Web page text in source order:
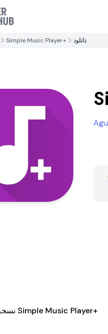
Simple Music Player+ دانلود
نسخه‌های قدیمی Simple Music Player+